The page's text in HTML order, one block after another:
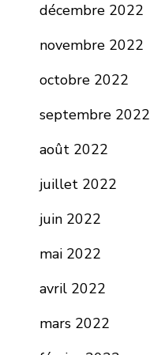
décembre 2022
novembre 2022
octobre 2022
septembre 2022
août 2022
juillet 2022
juin 2022
mai 2022
avril 2022
mars 2022